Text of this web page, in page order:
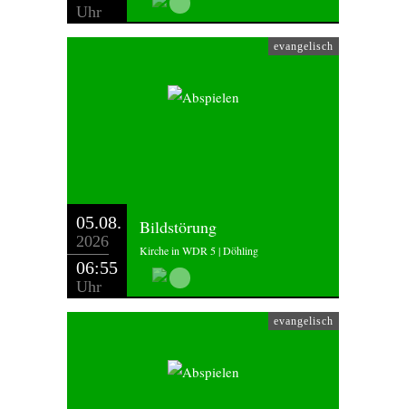
Uhr
evangelisch
05.08.
2026
06:55
Uhr
Bildstörung
Kirche in WDR 5 | Döhling
evangelisch